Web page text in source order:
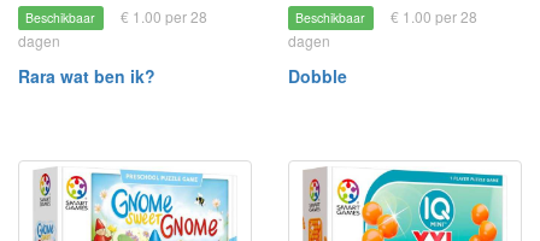
Beschikbaar
€ 1.00 per 28
dagen
Rara wat ben ik?
Beschikbaar
€ 1.00 per 28
dagen
Dobble